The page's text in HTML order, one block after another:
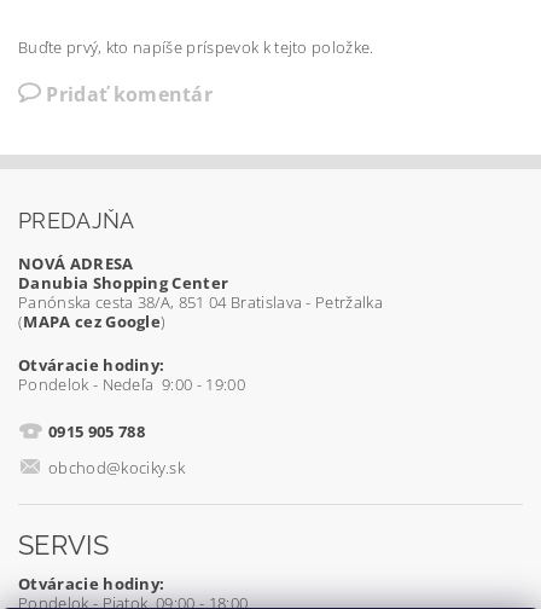
Buďte prvý, kto napíše príspevok k tejto položke.
Pridať komentár
PREDAJŇA
NOVÁ ADRESA
Danubia Shopping Center
Panónska cesta 38/A, 851 04 Bratislava - Petržalka
(MAPA cez Google)
Otváracie hodiny:
Pondelok - Nedeľa 9:00 - 19:00
0915 905 788
obchod@kociky.sk
SERVIS
Otváracie hodiny:
Pondelok - Piatok 09:00 - 18:00